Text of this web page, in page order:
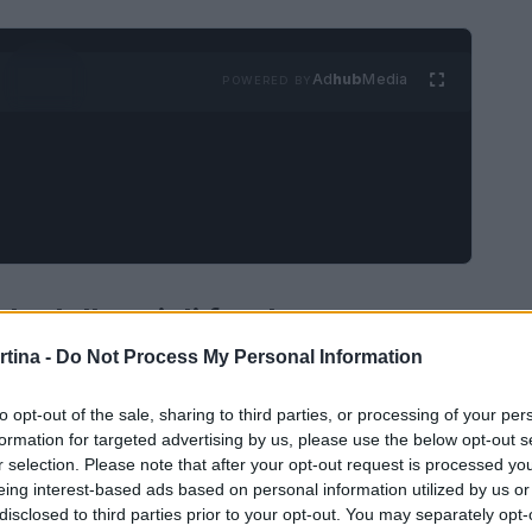
- Do Not Process My Personal Information
opt-out of the sale, sharing to third parties, or processing of your
for targeted advertising by us, please use the below opt-out
selection. Please note that after your opt-out request is processed
interest-based ads based on personal information utilized by us
to third parties prior to your opt-out. You may separately
AdhubMedia
dello sci di fondo
nel panorama dello sci di fondo, ha
dopo un lungo periodo di assenza.
subito una battuta d’arresto a causa di una
spirito combattivo e la determinazione
a sfidare le avversarie e a riconquistare il suo